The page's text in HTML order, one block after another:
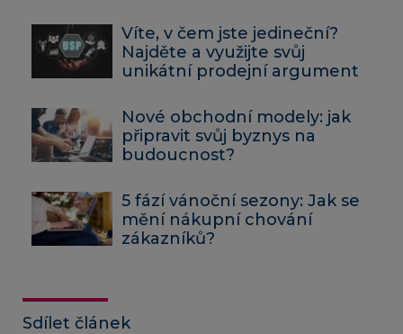
Víte, v čem jste jedineční?
Najděte a využijte svůj
unikátní prodejní argument
Nové obchodní modely: jak
připravit svůj byznys na
budoucnost?
5 fází vánoční sezony: Jak se
mění nákupní chování
zákazníků?
Sdílet článek